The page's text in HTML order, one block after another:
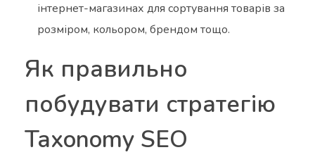
інтернет-магазинах для сортування товарів за
розміром, кольором, брендом тощо.
Як правильно
побудувати стратегію
Taxonomy SEO